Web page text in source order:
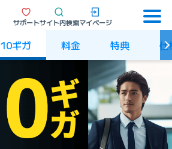
サポートサイト内検索マイページ
10ギガ 料金 特典 仕